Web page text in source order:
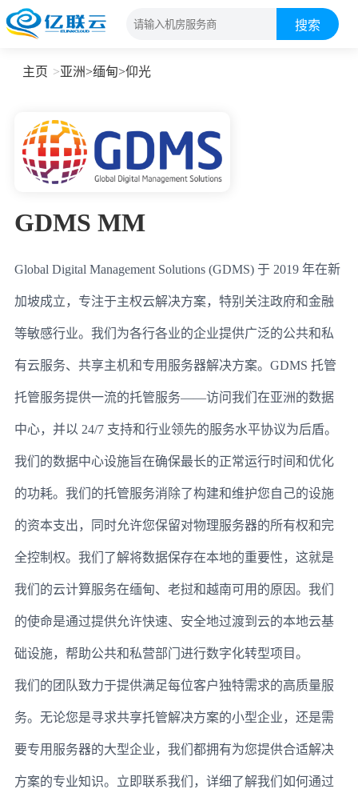
搜索
主页 亚洲>缅甸>仰光
GDMS MM
Global Digital Management Solutions (GDMS) 于 2019 年在新
加坡成立，专注于主权云解决方案，特别关注政府和金融
等敏感行业。我们为各行各业的企业提供广泛的公共和私
有云服务、共享主机和专用服务器解决方案。GDMS 托管
托管服务提供一流的托管服务——访问我们在亚洲的数据
中心，并以 24/7 支持和行业领先的服务水平协议为后盾。
我们的数据中心设施旨在确保最长的正常运行时间和优化
的功耗。我们的托管服务消除了构建和维护您自己的设施
的资本支出，同时允许您保留对物理服务器的所有权和完
全控制权。我们了解将数据保存在本地的重要性，这就是
我们的云计算服务在缅甸、老挝和越南可用的原因。我们
的使命是通过提供允许快速、安全地过渡到云的本地云基
础设施，帮助公共和私营部门进行数字化转型项目。
我们的团队致力于提供满足每位客户独特需求的高质量服
务。无论您是寻求共享托管解决方案的小型企业，还是需
要专用服务器的大型企业，我们都拥有为您提供合适解决
方案的专业知识。立即联系我们，详细了解我们如何通过